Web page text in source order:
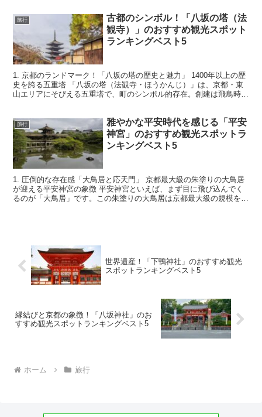
旅行
古都のシンボル！「八坂の塔（法
観寺）」のおすすめ観光スポット
ランキングベスト5
1. 京都のランドマーク！「八坂の塔の歴史と魅力」 1400年以上の歴
史を誇る五重塔 「八坂の塔（法観寺・ほうかんじ）」は、京都・東
山エリアにそびえる五重塔で、町のシンボル的存在。創建は飛鳥時代
旅行
雅やかな平安時代を感じる「平安
神宮」のおすすめ観光スポットラ
ンキングベスト5
1. 圧倒的な存在感「大鳥居と応天門」 京都最大級の朱塗りの大鳥居
が迎える平安神宮の象徴 平安神宮といえば、まず目に飛び込んでく
るのが「大鳥居」です。この朱塗りの大鳥居は京都最大級の規模を誇
世界遺産！「下鴨神社」のおすすめ観光
スポットランキングベスト5
縁結びと京都の象徴！「八坂神社」のお
すすめ観光スポットランキングベスト5
ホーム 旅行